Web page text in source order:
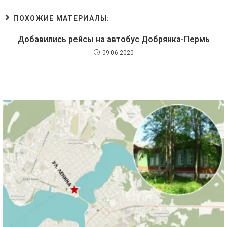
ПОХОЖИЕ МАТЕРИАЛЫ:
Добавились рейсы на автобус Добрянка-Пермь
09.06.2020